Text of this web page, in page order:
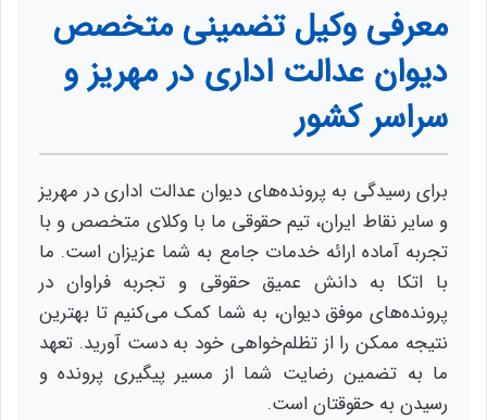
معرفی وکیل تضمینی متخصص
دیوان عدالت اداری در مهریز و
سراسر کشور
برای رسیدگی به پرونده‌های دیوان عدالت اداری در مهریز
و سایر نقاط ایران، تیم حقوقی ما با وکلای متخصص و با
تجربه آماده ارائه خدمات جامع به شما عزیزان است. ما
با اتکا به دانش عمیق حقوقی و تجربه فراوان در
پرونده‌های موفق دیوان، به شما کمک می‌کنیم تا بهترین
نتیجه ممکن را از تظلم‌خواهی خود به دست آورید. تعهد
ما به تضمین رضایت شما از مسیر پیگیری پرونده و
رسیدن به حقوقتان است.